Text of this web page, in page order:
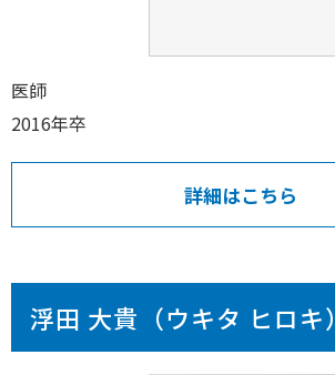
医師
2016年卒
詳細はこちら
浮田 大貴（ウキタ ヒロキ）